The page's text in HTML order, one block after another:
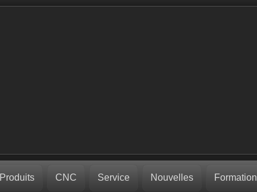
Produits CNC Service Nouvelles Formation